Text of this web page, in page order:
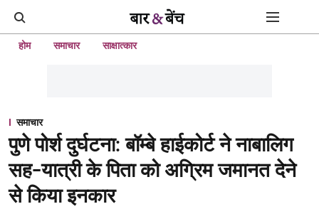
होम समाचार साक्षात्कार
समाचार
पुणे पोर्श दुर्घटना: बॉम्बे हाईकोर्ट ने नाबालिग
सह-यात्री के पिता को अग्रिम जमानत देने
से किया इनकार